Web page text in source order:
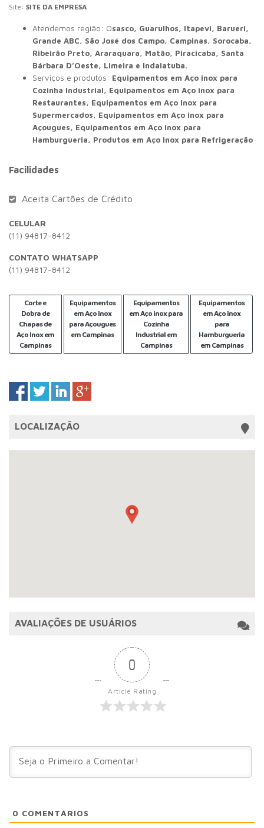
Site: SITE DA EMPRESA
Atendemos região: Osasco, Guarulhos, Itapevi, Barueri,
Grande ABC, São José dos Campo, Campinas, Sorocaba,
Ribeirão Preto, Araraquara, Matão, Piracicaba, Santa
Bárbara D’Oeste, Limeira e Indaiatuba.
Serviços e produtos: Equipamentos em Aço inox para
Cozinha Industrial, Equipamentos em Aço inox para
Restaurantes, Equipamentos em Aço inox para
Supermercados, Equipamentos em Aço inox para
Açougues, Equipamentos em Aço inox para
Hamburgueria, Produtos em Aço Inox para Refrigeração
Facilidades
Aceita Cartões de Crédito
CELULAR
(11) 94817-8412
CONTATO WHATSAPP
(11) 94817-8412
Corte e
Dobra de
Chapas de
Aço Inox em
Campinas
Equipamentos
em Aço inox
para Açougues
em Campinas
Equipamentos
em Aço inox para
Cozinha
Industrial em
Campinas
Equipamentos
em Aço inox
para
Hamburgueria
em Campinas
LOCALIZAÇÃO
AVALIAÇÕES DE USUÁRIOS
0
Article Rating
0 COMENTÁRIOS